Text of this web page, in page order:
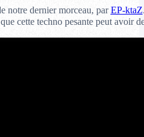
notre dernier morceau, parEP-ktaZ
cette techno pesante peut avoir